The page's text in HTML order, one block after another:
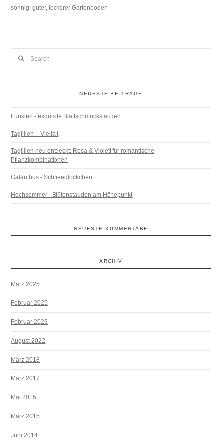
sonnig; guter, lockerer Gartenboden
NEUESTE BEITRÄGE
Funkien - exquisite Blattschmuckstauden
Taglilien – Vielfalt
Taglilien neu entdeckt: Rosa & Violett für romantische
Pflanzkombinationen
Galanthus - Schneeglöckchen
Hochsommer - Blütenstauden am Höhepunkt
NEUESTE KOMMENTARE
ARCHIV
März 2025
Februar 2025
Februar 2023
August 2022
März 2018
März 2017
Mai 2015
März 2015
Juni 2014